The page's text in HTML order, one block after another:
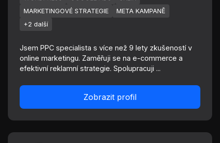
MARKETINGOVÉ STRATEGIE
META KAMPANĚ
+2 další
Jsem PPC specialista s více než 9 lety zkušeností v
online marketingu. Zaměřuji se na e-commerce a
efektivní reklamní strategie. Spolupracuji ...
Zobrazit profil